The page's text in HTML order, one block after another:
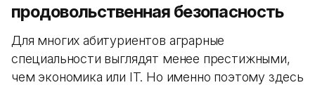
продовольственная безопасность
Для многих абитуриентов аграрные
специальности выглядят менее престижными,
чем экономика или IT. Но именно поэтому здесь